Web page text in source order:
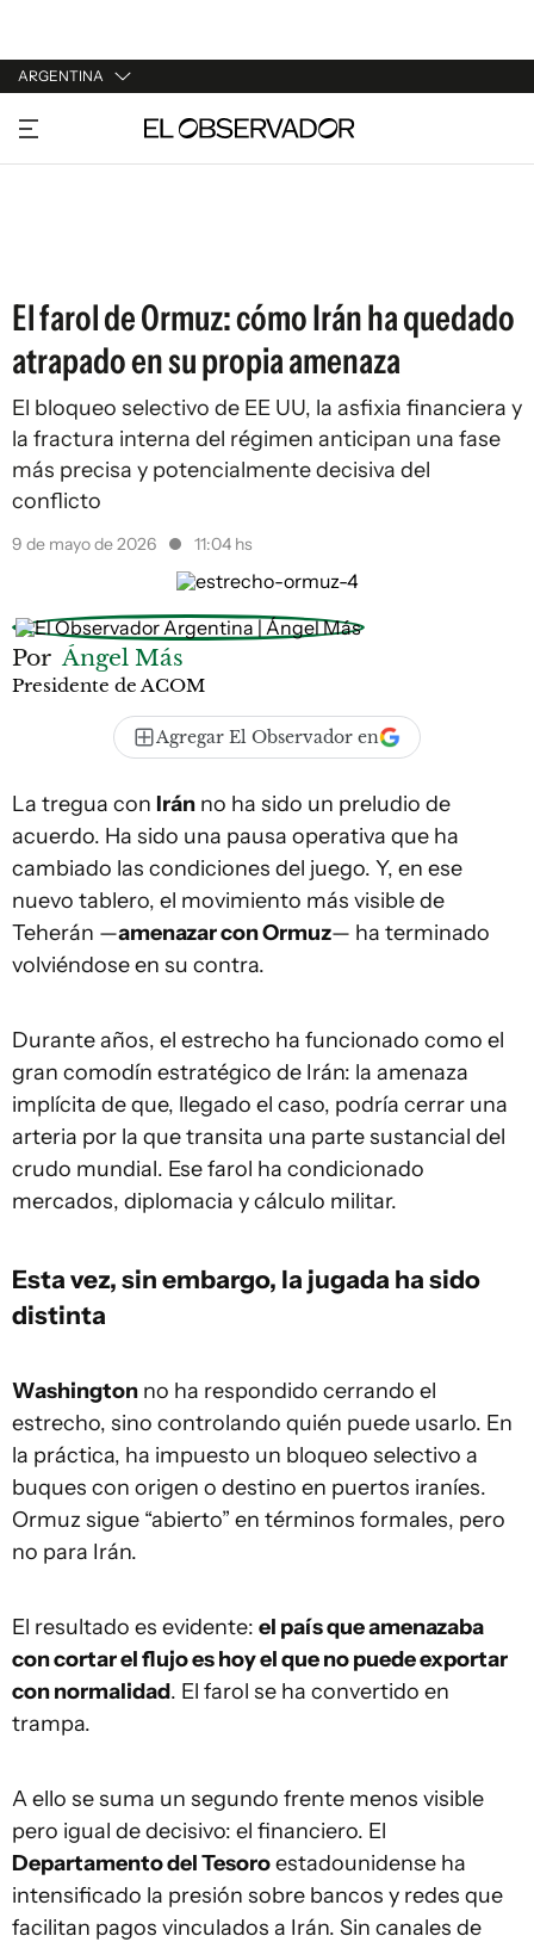
ARGENTINA
URUGUAY
ARGENTINA
El farol de Ormuz: cómo Irán ha quedado
atrapado en su propia amenaza
El bloqueo selectivo de EE UU, la asfixia financiera y
la fractura interna del régimen anticipan una fase
más precisa y potencialmente decisiva del
conflicto
9 de mayo de 2026 11:04 hs
Por Ángel Más
Presidente de ACOM
Agregar El Observador en
La tregua con Irán no ha sido un preludio de
acuerdo. Ha sido una pausa operativa que ha
cambiado las condiciones del juego. Y, en ese
nuevo tablero, el movimiento más visible de
Teherán —amenazar con Ormuz— ha terminado
volviéndose en su contra.
Durante años, el estrecho ha funcionado como el
gran comodín estratégico de Irán: la amenaza
implícita de que, llegado el caso, podría cerrar una
arteria por la que transita una parte sustancial del
crudo mundial. Ese farol ha condicionado
mercados, diplomacia y cálculo militar.
Esta vez, sin embargo, la jugada ha sido
distinta
Washington no ha respondido cerrando el
estrecho, sino controlando quién puede usarlo. En
la práctica, ha impuesto un bloqueo selectivo a
buques con origen o destino en puertos iraníes.
Ormuz sigue “abierto” en términos formales, pero
no para Irán.
El resultado es evidente: el país que amenazaba
con cortar el flujo es hoy el que no puede exportar
con normalidad. El farol se ha convertido en
trampa.
A ello se suma un segundo frente menos visible
pero igual de decisivo: el financiero. El
Departamento del Tesoroestadounidense ha
intensificado la presión sobre bancos y redes que
facilitan pagos vinculados a Irán. Sin canales de